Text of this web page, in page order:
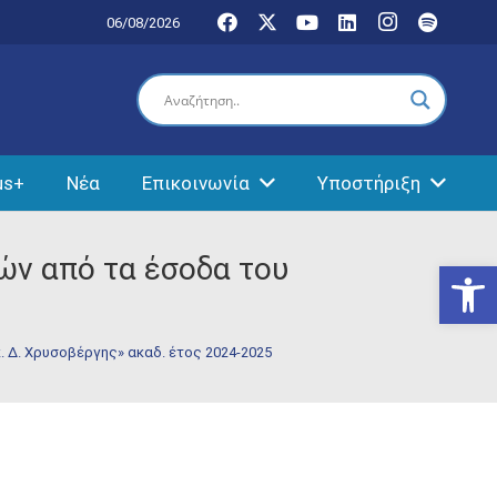
06/08/2026
Νέα Επικοινωνία Υποστήριξη
από τα έσοδα του
Χρυσοβέργης» ακαδ. έτος 2024-2025